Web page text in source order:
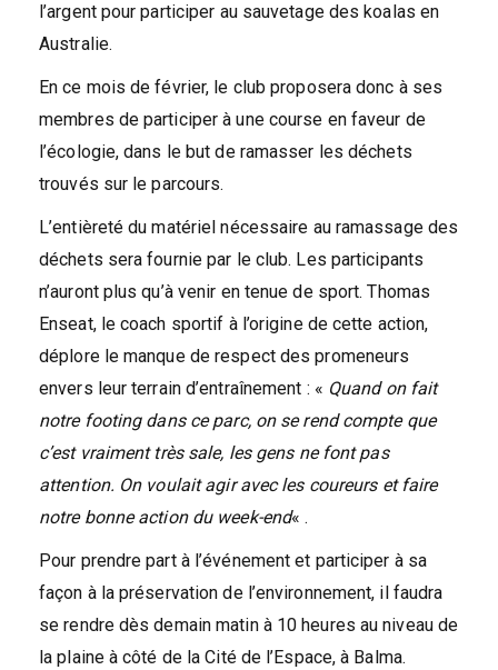
l’argent pour participer au sauvetage des koalas en
Australie.
En ce mois de février, le club proposera donc à ses
membres de participer à une course en faveur de
l’écologie, dans le but de ramasser les déchets
trouvés sur le parcours.
L’entièreté du matériel nécessaire au ramassage des
déchets sera fournie par le club. Les participants
n’auront plus qu’à venir en tenue de sport. Thomas
Enseat, le coach sportif à l’origine de cette action,
déplore le manque de respect des promeneurs
envers leur terrain d’entraînement : « Quand on fait
notre footing dans ce parc, on se rend compte que
c’est vraiment très sale, les gens ne font pas
attention. On voulait agir avec les coureurs et faire
notre bonne action du week-end« .
Pour prendre part à l’événement et participer à sa
façon à la préservation de l’environnement, il faudra
se rendre dès demain matin à 10 heures au niveau de
la plaine à côté de la Cité de l’Espace, à Balma.